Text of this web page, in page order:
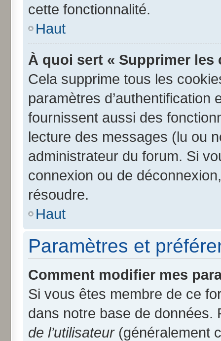
cette fonctionnalité.
Haut
À quoi sert « Supprimer
Cela supprime tous les
paramètres
fournissent aussi des
lecture des messages (lu ou
administrateur du forum. Si
connexion ou de
résoudre.
Haut
Paramètres et
Comment modifier mes
Si vous êtes membre de ce
dans notre base de
de l’utilisateur(généralement